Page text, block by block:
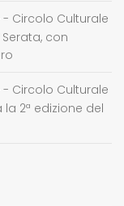
- Circolo Culturale
Serata, con
- Circolo Culturale
la 2ª edizione del